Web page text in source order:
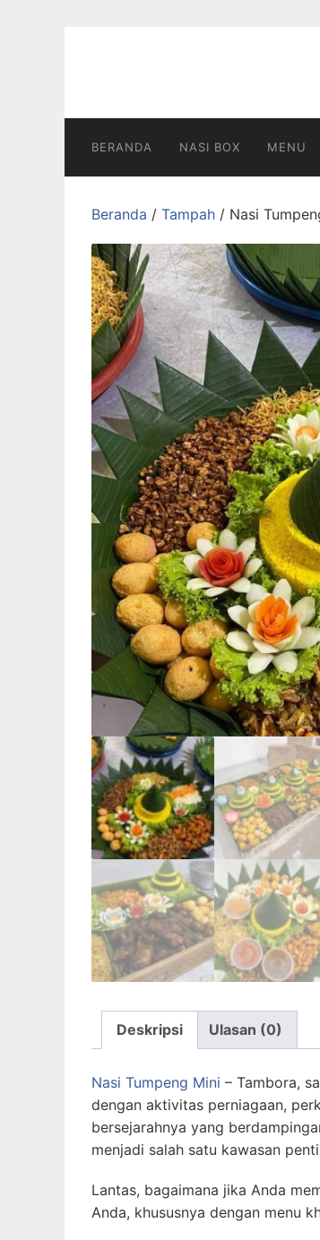
BERANDA NASI BOX MENU
Beranda / Tampah / Nasi
Deskripsi Ulasan (0)
Nasi Tumpeng Mini – Tambora,
dengan aktivitas perniagaan,
bersejarahnya yang
menjadi salah satu kawasan
Lantas, bagaimana jika Anda
Anda, khususnya dengan menu